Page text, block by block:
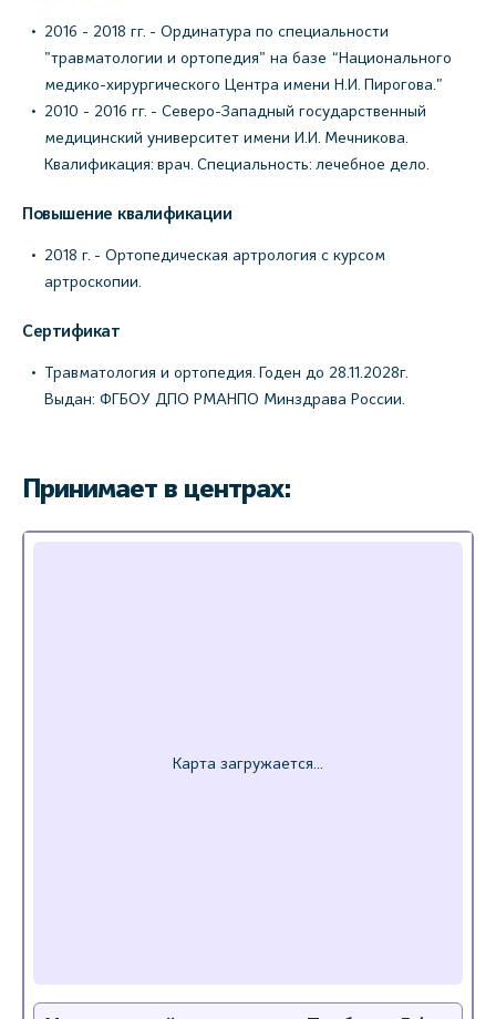
2016 - 2018 гг. - Ординатура по специальности
"травматологии и ортопедия" на базе “Национального
медико-хирургического Центра имени Н.И. Пирогова.”
2010 - 2016 гг. - Северо-Западный государственный
медицинский университет имени И.И. Мечникова.
Квалификация: врач. Специальность: лечебное дело.
Повышение квалификации
2018 г. - Ортопедическая артрология с курсом
артроскопии.
Сертификат
Травматология и ортопедия. Годен до 28.11.2028г.
Выдан: ФГБОУ ДПО РМАНПО Минздрава России.
Принимает в центрах: